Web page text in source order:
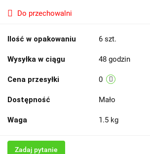
Do przechowalni
Ilość w opakowaniu 6 szt.
Wysyłka w ciągu 48 godzin
Cena przesyłki 0
Dostępność Mało
Waga 1.5 kg
Zadaj pytanie